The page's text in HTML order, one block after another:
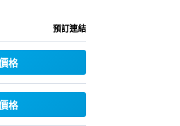
預訂連結
格
格